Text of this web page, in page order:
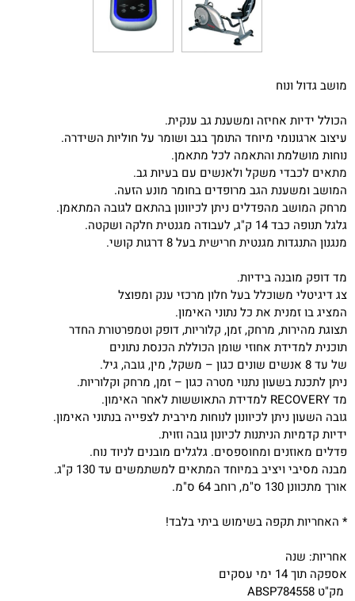
מושב גדול ונוח
הכולל ידיות אחיזה ומשענת גב ענקית.
עיצוב ארגונומי מיוחד התומך בגב ושומר על חוליות השידרה.
נוחות מושלמת והתאמה לכל מתאמן.
מתאים לכבדי משקל ולאנשים עם בעיות גב.
המושב ומשענת הגב מרופדים בחומר מונע הזעה.
מרחק המושב מהפדלים ניתן לכיוונון בהתאם לגובה המתאמן.
גלגל תנופה כבד 14 ק"ג, לעבודה מגנטית חלקה ושקטה.
מנגנון התנגדות מגנטית חרישית בעל 8 דרגות קושי.
מד דופק מובנה בידיות.
צג דיגיטלי משוכלל בעל חלון מרכזי ענק ומפוצל
המציג בו זמנית את כל נתוני האימון.
תצוגת מהירות, מרחק, זמן, קלוריות, דופק וטמפרטורת החדר
תוכנית למדידת אחוזי שומן הכוללת הכנסת נתונים
של עד 8 אנשים שונים כגון – משקל, מין, גובה, גיל.
ניתן לתכנת בשעון נתנוי מטרה כגון – זמן, מרחק וקלוריות.
מד RECOVERY למדידת התאוששות לאחר האימון.
גובה השעון ניתן לכיוונון לנוחות מירבית לצפייה בנתוני האימון.
ידיות קדמיות הניתנות לכיונון גובה וזוית.
פדלים מאוזנים ומחוספסים. גלגלים מובנים לניוד נוח.
מבנה מסיבי ויציב במיוחד המתאים למשתמשים עד 130 ק"ג.
אורך מתכוונן 130 ס"מ, רוחב 64 ס"מ.
* האחריות תקפה בשימוש ביתי בלבד!
אחריות: שנה
אספקה תוך 14 ימי עסקים
מק"ט ABSP784558